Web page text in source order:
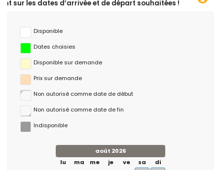
et de départ souhaitées !
Disponible
Dates choisies
Disponible sur demande
Prix ​​sur demande
Non autorisé comme date de début
Non autorisé comme date de fin
Indisponible
août 2026
lu
ma me je ve sa
di